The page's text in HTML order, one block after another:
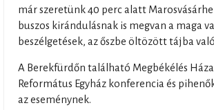
már szeretünk 40 perc alatt
buszos kirándulásnak is megvan a maga
beszélgetések, az őszbe öltözött tájba
A Berekfürdőn található Megbékélés
Református Egyház konferencia és
az eseménynek.